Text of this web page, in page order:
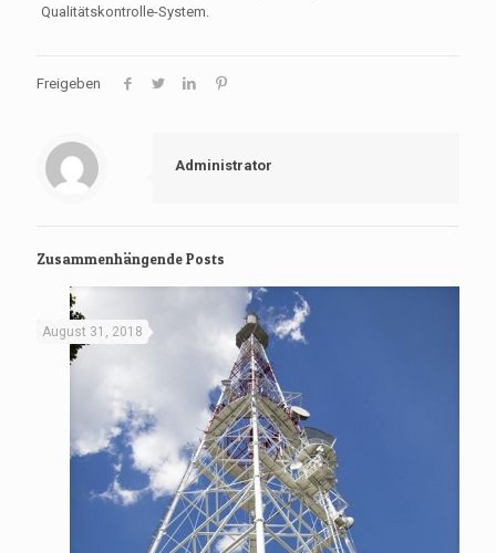
Qualitätskontrolle-System.
Freigeben
Administrator
Zusammenhängende Posts
August 31, 2018